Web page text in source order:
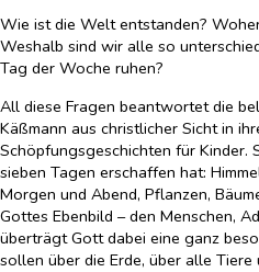
Wie ist die Welt entstanden?
Weshalb sind wir alle so
Tag der Woche ruhen?
All diese Fragen beantwortet die
Käßmann aus christlicher Sicht in
Schöpfungsgeschichten für Kinder.
sieben Tagen erschaffen hat:
Morgen und Abend, Pflanzen,
Gottes Ebenbild – den Menschen,
überträgt Gott dabei eine ganz
sollen über die Erde, über alle Tiere